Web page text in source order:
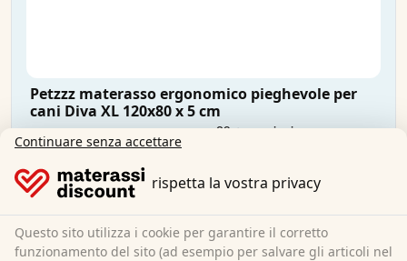
Petzzz materasso ergonomico pieghevole per
cani Diva XL 120x80 x 5 cm
Dimensioni:
Materiale:
Schiuma viscosa/comfort foam
59,95 €
Continuare senza accettare
rispetta la vostra privacy
Questo sito utilizza i cookie per garantire il corretto
funzionamento del sito (ad esempio per salvare gli articoli nel